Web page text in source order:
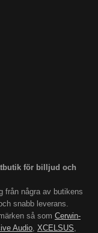
för billjud och
från några av butikens
snabb leverans.
så som Cerwin-
Audio, XCELSUS,